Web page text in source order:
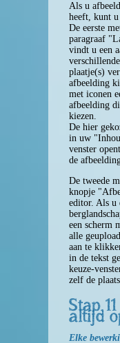
Als u
heeft, kunt
De eerste
paragraaf
vindt u een
plaatje(s)
afbeelding
met iconen
afbeelding
kiezen.
De hier
in uw
venster
de
De tweede
knopje
editor. Als u
een scherm
alle
aan te
in de tekst
keuze-
zelf de
Stap
altijd
Elke